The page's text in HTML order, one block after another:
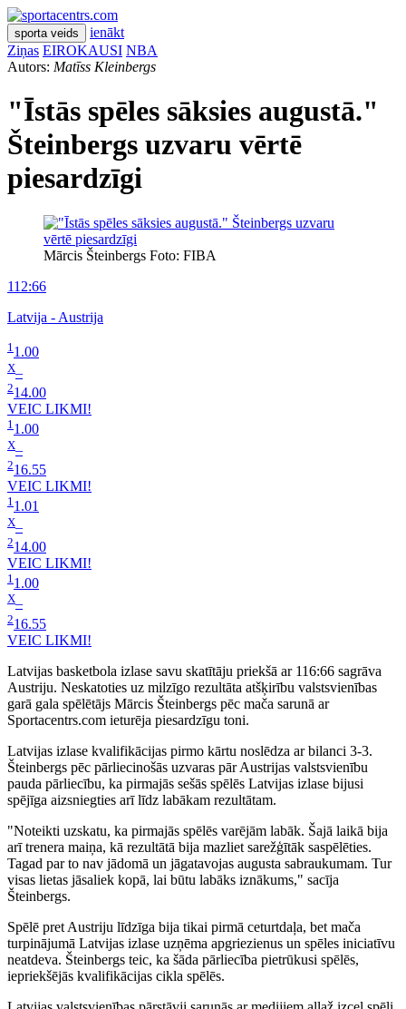
sporta veids
ienākt
Ziņas EIROKAUSI NBA
Autors: Matīss Kleinbergs
"Īstās spēles sāksies augustā."
Šteinbergs uzvaru vērtē
piesardzīgi
Mārcis Šteinbergs Foto: FIBA
112:66
Latvija - Austrija
1 1.00
X–
214.00
VEIC LIKMI!
1 1.00
X–
216.55
VEIC LIKMI!
1 1.01
X–
214.00
VEIC LIKMI!
1 1.00
X–
216.55
VEIC LIKMI!
Latvijas basketbola izlase savu skatītāju priekšā ar 116:66 sagrāva
Austriju. Neskatoties uz milzīgo rezultāta atšķirību valstsvienības
garā gala spēlētājs Mārcis Šteinbergs pēc mača sarunā ar
Sportacentrs.com ieturēja piesardzīgu toni.
Latvijas izlase kvalifikācijas pirmo kārtu noslēdza ar bilanci 3-3.
Šteinbergs pēc pārliecinošās uzvaras pār Austrijas valstsvienību
pauda pārliecību, ka pirmajās sešās spēlēs Latvijas izlase bijusi
spējīga aizsniegties arī līdz labākam rezultātam.
"Noteikti uzskatu, ka pirmajās spēlēs varējām labāk. Šajā laikā bija
arī trenera maiņa, kā rezultātā bija mazliet sarežģītāk saspēlēties.
Tagad par to nav jādomā un jāgatavojas augusta sabraukumam. Tur
visas lietas jāsaliek kopā, lai būtu labāks iznākums," sacīja
Šteinbergs.
Spēlē pret Austriju līdzīga bija tikai pirmā ceturtdaļa, bet mača
turpinājumā Latvijas izlase uzņēma apgriezienus un spēles iniciatīvu
neatdeva. Šteinbergs teic, ka šāda pārliecība pietrūkusi spēlēs,
iepriekšējās kvalifikācijas cikla spēlēs.